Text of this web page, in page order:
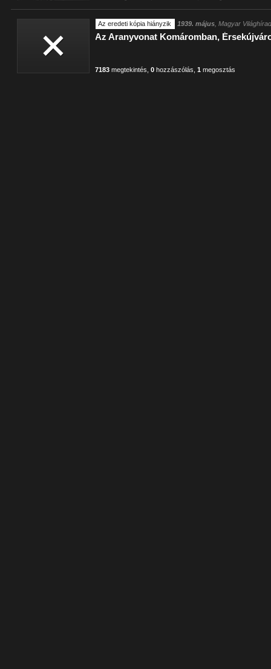
Az eredeti kópia hiányzik 1939. május , Magyar
Az Aranyvonat Komáromban,
7183 megtekintés ,0 hozzászólás ,1 megosztás